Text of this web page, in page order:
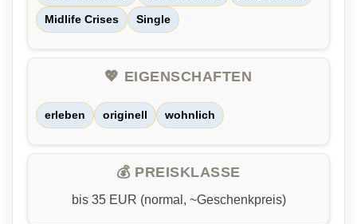
Midlife Crises Single
💖 EIGENSCHAFTEN
erleben originell wohnlich
💰 PREISKLASSE
bis 35 EUR (normal, ~Geschenkpreis)